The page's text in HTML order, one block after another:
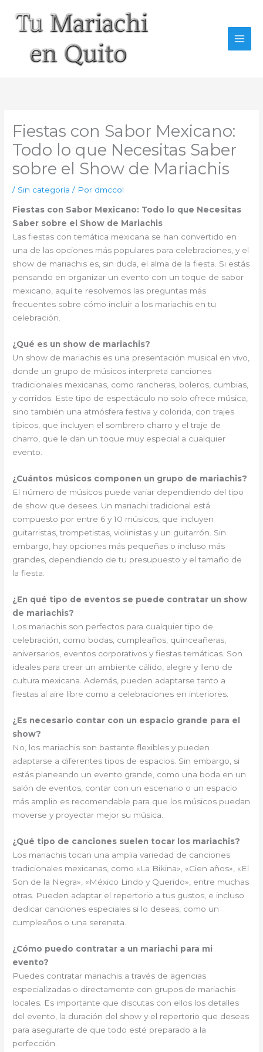
contenido
Fiestas con Sabor Mexicano:
Todo lo que Necesitas Saber
sobre el Show de Mariachis
/ Sin categoría / Por dmccol
Fiestas con Sabor Mexicano: Todo lo que Necesitas
Saber sobre el Show de Mariachis
Las fiestas con temática mexicana se han convertido en
una de las opciones más populares para celebraciones, y el
show de mariachis es, sin duda, el alma de la fiesta. Si estás
pensando en organizar un evento con un toque de sabor
mexicano, aquí te resolvemos las preguntas más
frecuentes sobre cómo incluir a los mariachis en tu
celebración.
¿Qué es un show de mariachis?
Un show de mariachis es una presentación musical en vivo,
donde un grupo de músicos interpreta canciones
tradicionales mexicanas, como rancheras, boleros, cumbias,
y corridos. Este tipo de espectáculo no solo ofrece música,
sino también una atmósfera festiva y colorida, con trajes
típicos, que incluyen el sombrero charro y el traje de
charro, que le dan un toque muy especial a cualquier
evento.
¿Cuántos músicos componen un grupo de mariachis?
El número de músicos puede variar dependiendo del tipo
de show que desees. Un mariachi tradicional está
compuesto por entre 6 y 10 músicos, que incluyen
guitarristas, trompetistas, violinistas y un guitarrón. Sin
embargo, hay opciones más pequeñas o incluso más
grandes, dependiendo de tu presupuesto y el tamaño de
la fiesta.
¿En qué tipo de eventos se puede contratar un show
de mariachis?
Los mariachis son perfectos para cualquier tipo de
celebración, como bodas, cumpleaños, quinceañeras,
aniversarios, eventos corporativos y fiestas temáticas. Son
ideales para crear un ambiente cálido, alegre y lleno de
cultura mexicana. Además, pueden adaptarse tanto a
fiestas al aire libre como a celebraciones en interiores.
¿Es necesario contar con un espacio grande para el
show?
No, los mariachis son bastante flexibles y pueden
adaptarse a diferentes tipos de espacios. Sin embargo, si
estás planeando un evento grande, como una boda en un
salón de eventos, contar con un escenario o un espacio
más amplio es recomendable para que los músicos puedan
moverse y proyectar mejor su música.
¿Qué tipo de canciones suelen tocar los mariachis?
Los mariachis tocan una amplia variedad de canciones
tradicionales mexicanas, como «La Bikina», «Cien años», «El
Son de la Negra», «México Lindo y Querido», entre muchas
otras. Pueden adaptar el repertorio a tus gustos, e incluso
dedicar canciones especiales si lo deseas, como un
cumpleaños o una serenata.
¿Cómo puedo contratar a un mariachi para mi
evento?
Puedes contratar mariachis a través de agencias
especializadas o directamente con grupos de mariachis
locales. Es importante que discutas con ellos los detalles
del evento, la duración del show y el repertorio que deseas
para asegurarte de que todo esté preparado a la
perfección.